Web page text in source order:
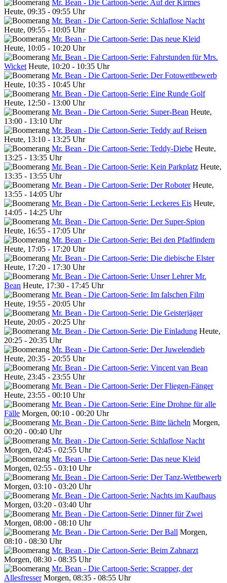
Mr. Bean - Die Cartoon-Serie: Auf der Kirmes
Heute, 09:35 - 09:55 Uhr
Mr. Bean - Die Cartoon-Serie: Schlaflose Nacht
Heute, 09:55 - 10:05 Uhr
Mr. Bean - Die Cartoon-Serie: Das neue Kleid
Heute, 10:05 - 10:20 Uhr
Mr. Bean - Die Cartoon-Serie: Fahrstunden für Mrs.
Wicket Heute, 10:20 - 10:35 Uhr
Mr. Bean - Die Cartoon-Serie: Der Fotowettbewerb
Heute, 10:35 - 10:45 Uhr
Mr. Bean - Die Cartoon-Serie: Eine Runde Golf
Heute, 12:50 - 13:00 Uhr
Mr. Bean - Die Cartoon-Serie: Super-Bean Heute,
13:00 - 13:10 Uhr
Mr. Bean - Die Cartoon-Serie: Teddy auf Reisen
Heute, 13:10 - 13:25 Uhr
Mr. Bean - Die Cartoon-Serie: Teddy-Diebe Heute,
13:25 - 13:35 Uhr
Mr. Bean - Die Cartoon-Serie: Kein Parkplatz Heute,
13:35 - 13:55 Uhr
Mr. Bean - Die Cartoon-Serie: Der Roboter Heute,
13:55 - 14:05 Uhr
Mr. Bean - Die Cartoon-Serie: Leckeres Eis Heute,
14:05 - 14:25 Uhr
Mr. Bean - Die Cartoon-Serie: Der Super-Spion
Heute, 16:55 - 17:05 Uhr
Mr. Bean - Die Cartoon-Serie: Bei den Pfadfindern
Heute, 17:05 - 17:20 Uhr
Mr. Bean - Die Cartoon-Serie: Die diebische Elster
Heute, 17:20 - 17:30 Uhr
Mr. Bean - Die Cartoon-Serie: Unser Lehrer Mr.
Bean Heute, 17:30 - 17:45 Uhr
Mr. Bean - Die Cartoon-Serie: Im falschen Film
Heute, 19:55 - 20:05 Uhr
Mr. Bean - Die Cartoon-Serie: Die Geisterjäger
Heute, 20:05 - 20:25 Uhr
Mr. Bean - Die Cartoon-Serie: Die Einladung Heute,
20:25 - 20:35 Uhr
Mr. Bean - Die Cartoon-Serie: Der Juwelendieb
Heute, 20:35 - 20:55 Uhr
Mr. Bean - Die Cartoon-Serie: Vincent van Bean
Heute, 23:45 - 23:55 Uhr
Mr. Bean - Die Cartoon-Serie: Der Fliegen-Fänger
Heute, 23:55 - 00:10 Uhr
Mr. Bean - Die Cartoon-Serie: Eine Drohne für alle
Fälle Morgen, 00:10 - 00:20 Uhr
Mr. Bean - Die Cartoon-Serie: Bitte lächeln Morgen,
00:20 - 00:40 Uhr
Mr. Bean - Die Cartoon-Serie: Schlaflose Nacht
Morgen, 02:45 - 02:55 Uhr
Mr. Bean - Die Cartoon-Serie: Das neue Kleid
Morgen, 02:55 - 03:10 Uhr
Mr. Bean - Die Cartoon-Serie: Der Tanz-Wettbewerb
Morgen, 03:10 - 03:20 Uhr
Mr. Bean - Die Cartoon-Serie: Nachts im Kaufhaus
Morgen, 03:20 - 03:40 Uhr
Mr. Bean - Die Cartoon-Serie: Dinner für Zwei
Morgen, 08:00 - 08:10 Uhr
Mr. Bean - Die Cartoon-Serie: Der Ball Morgen,
08:10 - 08:30 Uhr
Mr. Bean - Die Cartoon-Serie: Beim Zahnarzt
Morgen, 08:30 - 08:35 Uhr
Mr. Bean - Die Cartoon-Serie: Scrapper, der
Allesfresser Morgen, 08:35 - 08:55 Uhr